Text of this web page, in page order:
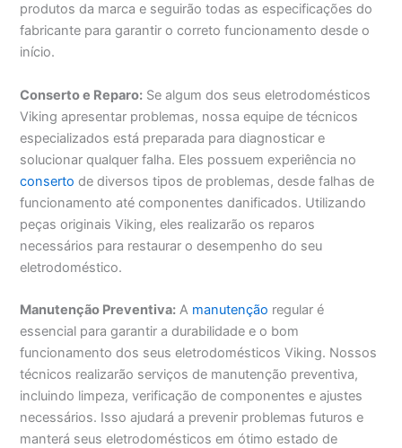
produtos da marca e seguirão todas as especificações do
fabricante para garantir o correto funcionamento desde o
início.
Conserto e Reparo: Se algum dos seus eletrodomésticos
Viking apresentar problemas, nossa equipe de técnicos
especializados está preparada para diagnosticar e
solucionar qualquer falha. Eles possuem experiência no
conserto de diversos tipos de problemas, desde falhas de
funcionamento até componentes danificados. Utilizando
peças originais Viking, eles realizarão os reparos
necessários para restaurar o desempenho do seu
eletrodoméstico.
Manutenção Preventiva: A manutenção regular é
essencial para garantir a durabilidade e o bom
funcionamento dos seus eletrodomésticos Viking. Nossos
técnicos realizarão serviços de manutenção preventiva,
incluindo limpeza, verificação de componentes e ajustes
necessários. Isso ajudará a prevenir problemas futuros e
manterá seus eletrodomésticos em ótimo estado de